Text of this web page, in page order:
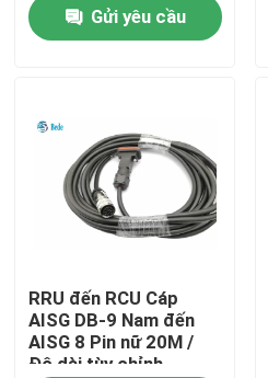
Chuyến tham quan nhà máy
Kiểm soát chất lượng
Tin tức
Gửi yêu cầu
RRU đến RCU Cáp
AISG DB-9 Nam đến
AISG 8 Pin nữ 20M /
Độ dài tùy chỉnh